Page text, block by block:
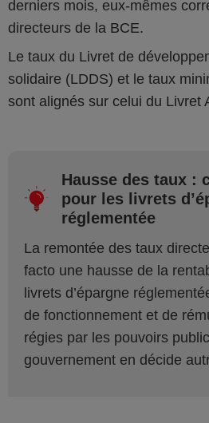
derniers mois, eux-mêmes
directeurs de la BCE.
Le taux du Livret de
solidaire (LDDS) et le taux
sont alignés sur celui du Livret
Hausse des taux :
pour les livrets
réglementée
La remontée des taux
facto une hausse de la
livrets d’épargne
de fonctionnement et de
régies par les pouvoirs
gouvernement en décide